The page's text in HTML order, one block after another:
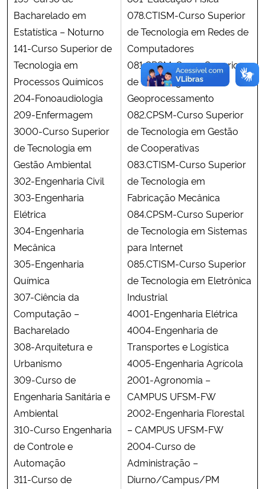
Bacharelado em
Estatística – Noturno
141-Curso Superior de
Tecnologia em
Processos Químicos
204-Fonoaudiologia
209-Enfermagem
3000-Curso Superior
de Tecnologia em
Gestão Ambiental
302-Engenharia Civil
303-Engenharia
Elétrica
304-Engenharia
Mecânica
305-Engenharia
Química
307-Ciência da
Computação –
Bacharelado
308-Arquitetura e
Urbanismo
309-Curso de
Engenharia Sanitária e
Ambiental
310-Curso Engenharia
de Controle e
Automação
311-Curso de
078.CTISM-Curso Superior
de Tecnologia em Redes de
Computadores
081.CPSM-Curso Superior
de Tecnologia de
Geoprocessamento
082.CPSM-Curso Superior
de Tecnologia em Gestão
de Cooperativas
083.CTISM-Curso Superior
de Tecnologia em
Fabricação Mecânica
084.CPSM-Curso Superior
de Tecnologia em Sistemas
para Internet
085.CTISM-Curso Superior
de Tecnologia em Eletrônica
Industrial
4001-Engenharia Elétrica
4004-Engenharia de
Transportes e Logística
4005-Engenharia Agrícola
2001-Agronomia –
CAMPUS UFSM-FW
2002-Engenharia Florestal
– CAMPUS UFSM-FW
2004-Curso de
Administração –
Diurno/Campus/PM